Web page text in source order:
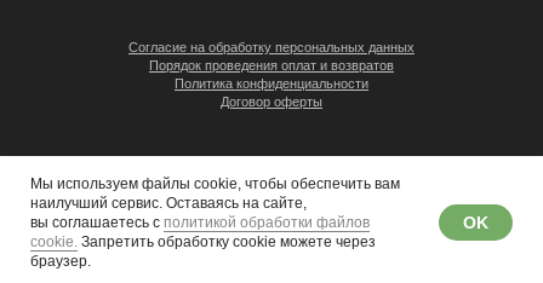
© 2008–2026 «Гермес-газ»
Согласие на обработку персональных данных
Порядок проведения оплат и возвратов
Политика конфиденциальности
Договор оферты
Мы используем файлы cookie, чтобы обеспечить вам
наилучший сервис. Оставаясь на сайте,
вы соглашаетесь с политикой обработки файлов
cookie. Запретить обработку cookie можете через
браузер.
OK